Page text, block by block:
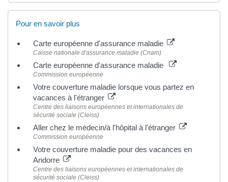
Pour en savoir plus
Carte européenne d'assurance maladie
Caisse nationale d'assurance maladie (Cnam)
Carte européenne d'assurance maladie
Commission européenne
Votre couverture maladie lorsque vous partez en
vacances à l'étranger
Centre des liaisons européennes et internationales de
sécurité sociale (Cleiss)
Aller chez le médecin/à l'hôpital à l'étranger
Commission européenne
Votre couverture maladie pour des vacances en
Andorre
Centre des liaisons européennes et internationales de
sécurité sociale (Cleiss)